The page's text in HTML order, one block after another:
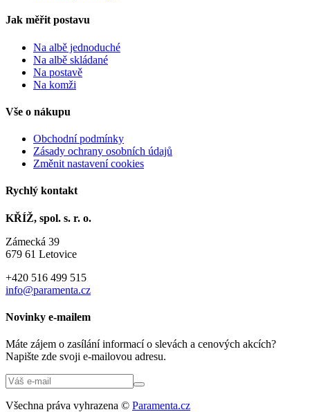
Jak měřit postavu
Na albě jednoduché
Na albě skládané
Na postavě
Na komži
Vše o nákupu
Obchodní podmínky
Zásady ochrany osobních údajů
Změnit nastavení cookies
Rychlý kontakt
KŘÍŽ, spol. s. r. o.
Zámecká 39
679 61 Letovice
+420 516 499 515
info@paramenta.cz
Novinky e-mailem
Máte zájem o zasílání informací o slevách a cenových akcích?
Napište zde svoji e-mailovou adresu.
Všechna práva vyhrazena © Paramenta.cz